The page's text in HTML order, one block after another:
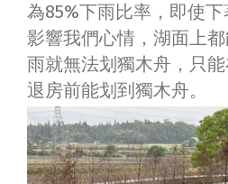
為85%下雨比率，即使
影響我們心情，湖面上
雨就無法划獨木舟，只
退房前能划到獨木舟。